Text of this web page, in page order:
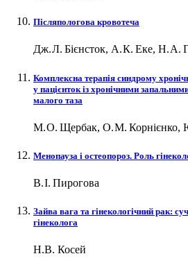
Післяпологова кровотеча
Дж. Л. Бієнсток, А. К. Еке, Н. А.
Комплексна терапія синдрому
у пацієнток із хронічними
малого таза
М. О. Щербак, О. М. Корнієнко,
Менопауза і остеопороз. Роль
В. І. Пирогова
Зайва вага та гінекологічний рак:
гінеколога
Н.В. Косей